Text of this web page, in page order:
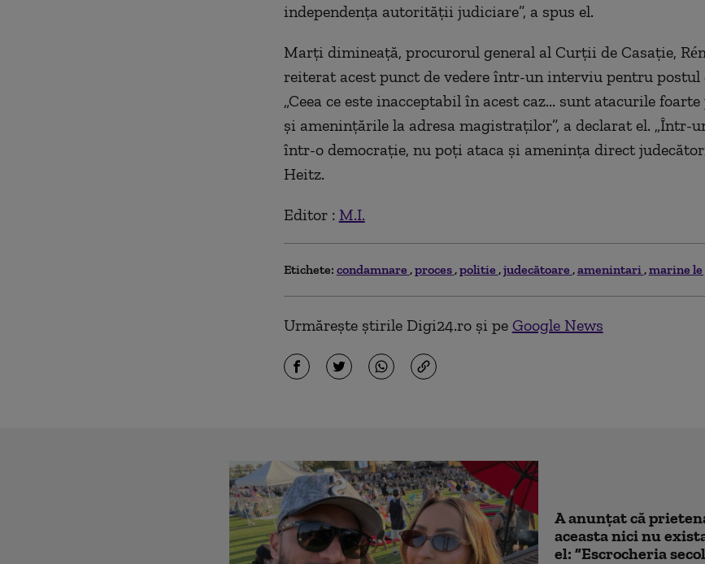
independența autorității judiciare”, a spus el.
Marți dimineață, procurorul general al Curții de Casație,
reiterat acest punct de vedere într-un interviu pentru postul
„Ceea ce este inacceptabil în acest caz... sunt atacurile
și amenințările la adresa magistraților”, a declarat el. „Într-
într-o democrație, nu poți ataca și amenința direct
Heitz.
Editor : M.I.
Etichete: condamnare proces politie judecătoare amenintari marine le
Urmărește știrile Digi24.ro și pe Google News
A anunțat că
aceasta nici nu
el: ”Escrocheria